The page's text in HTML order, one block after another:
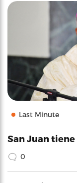
Last Minute
San Juan
0